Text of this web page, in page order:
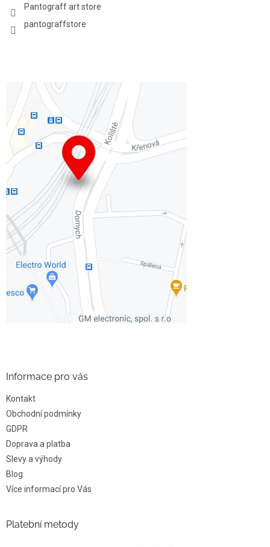
Pantograff art store
pantograffstore
Informace pro vás
Kontakt
Obchodní podmínky
GDPR
Doprava a platba
Slevy a výhody
Blog
Více informací pro Vás
Platební metody